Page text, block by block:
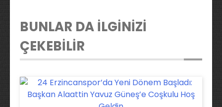
BUNLAR DA İLGİNİZİ
ÇEKEBİLİR